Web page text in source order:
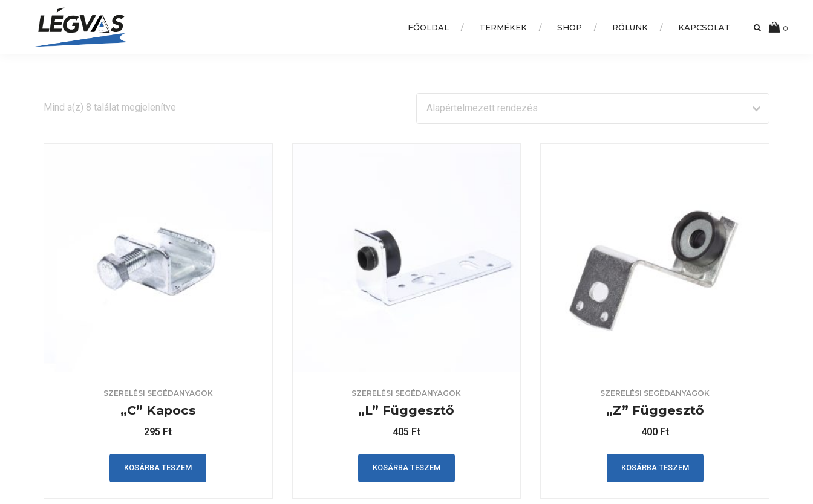
0
FŐOLDAL TERMÉKEK SHOP RÓLUNK KAPCSOLAT
Mind a(z) 8 találat megjelenítve Alapértelmezett rendezés
SZERELÉSI SEGÉDANYAGOK
„C” Kapocs
295 Ft
KOSÁRBA TESZEM
SZERELÉSI SEGÉDANYAGOK
„L” Függesztő
405 Ft
KOSÁRBA TESZEM
SZERELÉSI SEGÉDANYAGOK
„Z” Függesztő
400 Ft
KOSÁRBA TESZEM